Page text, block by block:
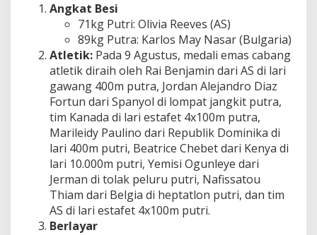
Angkat Besi
71kg Putri: Olivia Reeves (AS)
89kg Putra: Karlos May Nasar (Bulgaria)
Atletik: Pada 9 Agustus, medali emas cabang
atletik diraih oleh Rai Benjamin dari AS di lari
gawang 400m putra, Jordan Alejandro Diaz
Fortun dari Spanyol di lompat jangkit putra,
tim Kanada di lari estafet 4x100m putra,
Marileidy Paulino dari Republik Dominika di
lari 400m putri, Beatrice Chebet dari Kenya di
lari 10.000m putri, Yemisi Ogunleye dari
Jerman di tolak peluru putri, Nafissatou
Thiam dari Belgia di heptatlon putri, dan tim
AS di lari estafet 4x100m putri.
Berlayar